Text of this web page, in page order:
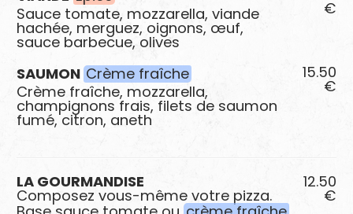
Sauce tomate, mozzarella, viande
hachée, merguez, oignons, œuf,
sauce barbecue, olives
€
SAUMON Crème fraîche
Crème fraîche, mozzarella,
champignons frais, filets de saumon
fumé, citron, aneth
15.50
€
LA GOURMANDISE
Composez vous-même votre pizza.
12.50
€